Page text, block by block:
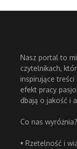
Nasz portal to
czytelnikach,
inspirujące treści
efekt pracy
dbają o jakość i
Co nas wyróżnia?
• Rzetelność i